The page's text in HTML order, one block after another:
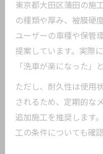
東京都大田区蒲田の施
の種類や厚み、被膜硬
ユーザーの車種や保管
提案しています。実際
「洗車が楽になった」
ただし、耐久性は使用
されるため、定期的な
追加施工を推奨します
工の条件についても確